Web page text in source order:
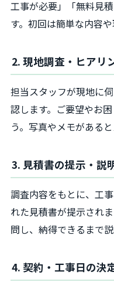
工事が必要」「無料見
す。初回は簡単な内容
2. 現地調査・ヒアリ
担当スタッフが現地に
認します。ご要望やお
う。写真やメモがあると
3. 見積書の提示・説
調査内容をもとに、工
れた見積書が提示され
問し、納得できるまで
4. 契約・工事日の決